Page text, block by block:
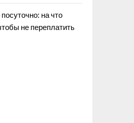
на что
не переплатить